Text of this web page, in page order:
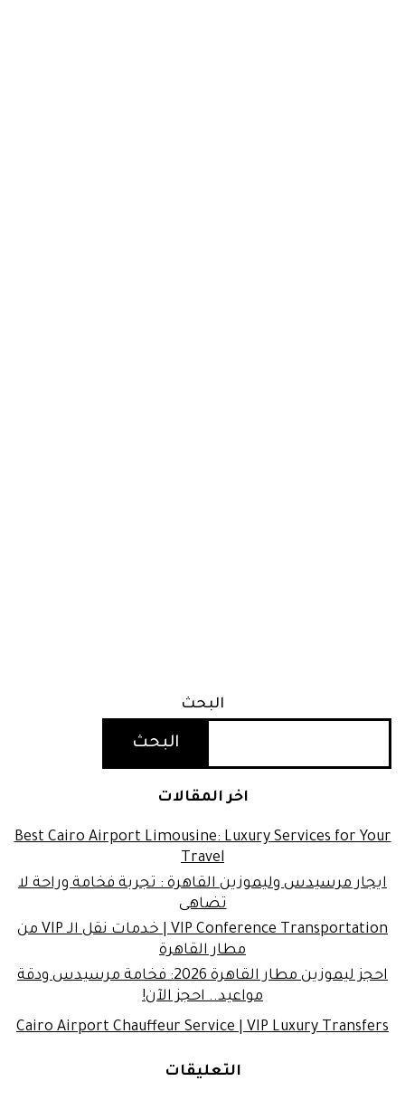
البحث
البحث
اخر المقالات
Best Cairo Airport Limousine: Luxury Services for Your
Travel
ايجار مرسيدس وليموزين القاهرة : تجربة فخامة وراحة لا
تضاهى
VIP Conference Transportation | خدمات نقل الـ VIP من
مطار القاهرة
احجز ليموزين مطار القاهرة 2026: فخامة مرسيدس ودقة
مواعيد.. احجز الآن!
Cairo Airport Chauffeur Service | VIP Luxury Transfers
التعليقات